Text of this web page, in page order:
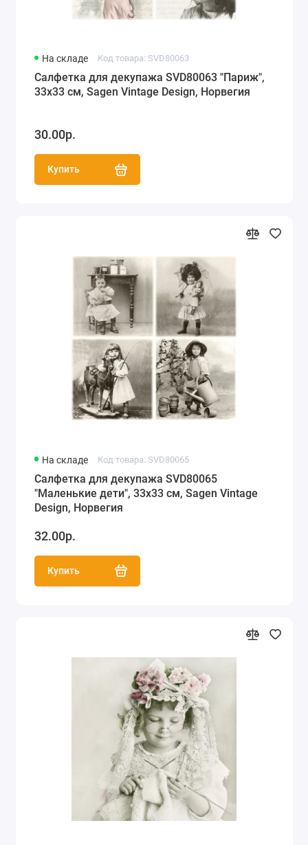
На складе Код товара: SVD80063
Салфетка для декупажа SVD80063 "Париж",
33х33 см, Sagen Vintage Design, Норвегия
30.00р.
Купить
На складе Код товара: SVD80065
Салфетка для декупажа SVD80065
"Маленькие дети", 33х33 см, Sagen Vintage
Design, Норвегия
32.00р.
Купить